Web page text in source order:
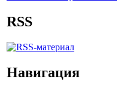
RSS
Навигация